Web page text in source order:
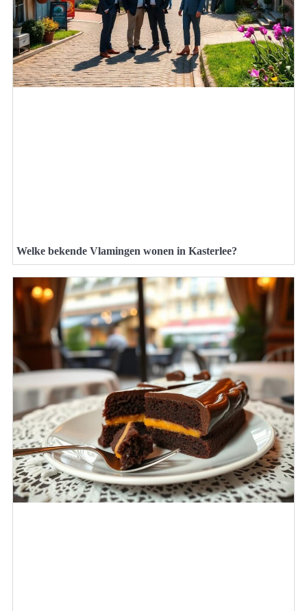
Welke bekende Vlamingen wonen in Kasterlee?